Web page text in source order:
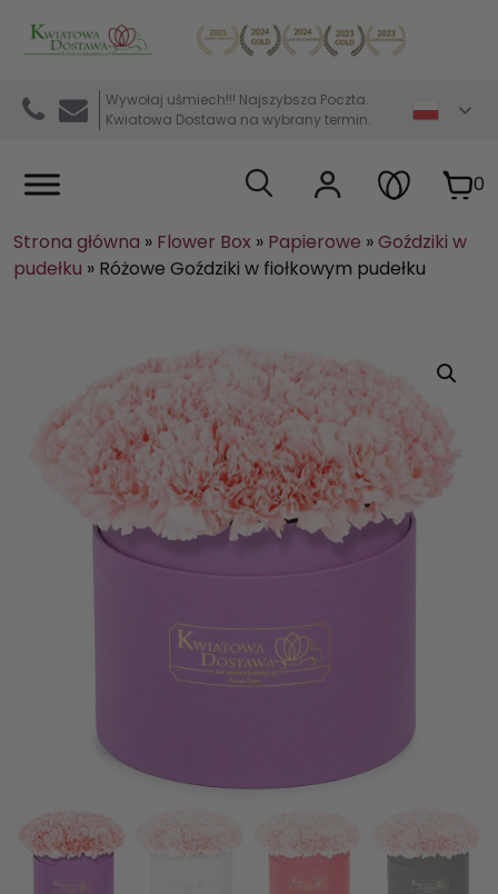
Kwiaciarnia internetowa Kwiatowa Dostawa
Wywołaj uśmiech!!! Najszybsza Poczta.
Kwiatowa Dostawa na wybrany termin.
0
Strona główna » Flower Box » Papierowe »Goździki w
pudełku » Różowe Goździki w fiołkowym pudełku